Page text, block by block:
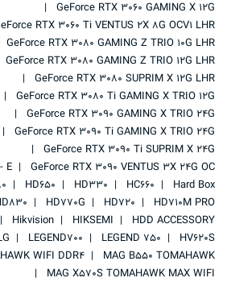
GeForce RTX 3060 GAMING X 12G
RTX 3060 Ti VENTUS 2X 8G OCV1 LHR
GeForce RTX 3080 GAMING Z TRIO 10G LHR
GeForce RTX 3080 GAMING Z TRIO 12G LHR
GeForce RTX 3080 SUPRIM X 12G LHR
GeForce RTX 3080 Ti GAMING X TRIO 12G
GeForce RTX 3090 GAMING X TRIO 24G
GeForce RTX 3090 Ti GAMING X TRIO 24G
GeForce RTX 3090 Ti SUPRIM X 24G
GeForce RTX 3090 VENTUS 3X 24G OC
E
Hard Box
HC660
HD330
HD650
HD710M PRO
HD720
HD770G
HDD ACCESSORY
HIKSEMI
Hikvision
HV620S
LEGEND 750
LEGEND700
MAG B550 TOMAHAWK
WIFI DDR4
MAG X570S TOMAHAWK MAX WIFI